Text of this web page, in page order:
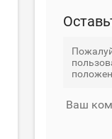
Ваш